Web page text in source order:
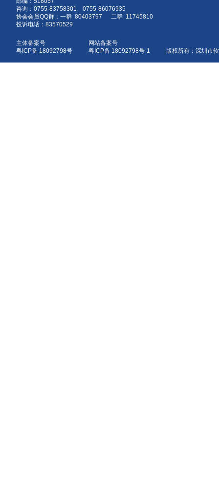
咨询：0755-83758301 0755-86076935
协会会员QQ群：一群 80403797 二群 11745810
投诉电话：83570529
主体备案号
粤ICP备 18092798号
网站备案号
粤ICP备 18092798号-1 版权所有：深圳市软